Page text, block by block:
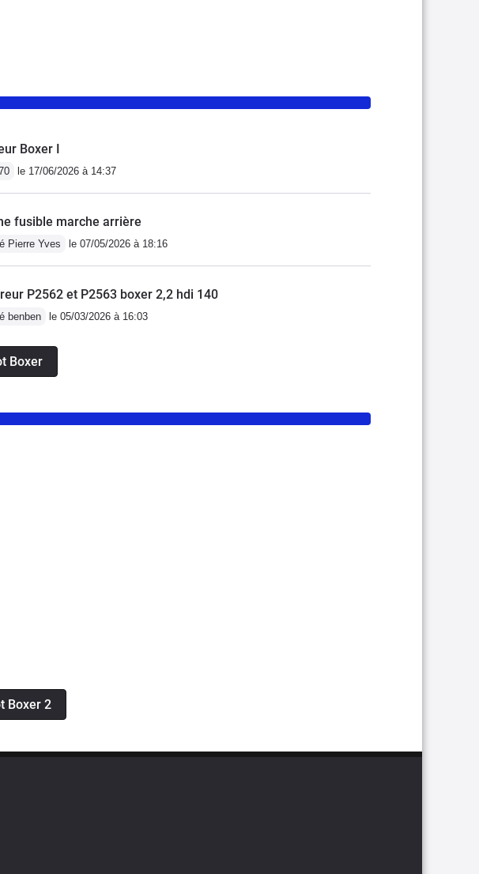
Boxer I
le 17/06/2026 à 14:37
fusible marche arrière
Pierre Yves le 07/05/2026 à 18:16
P2562 et P2563 boxer 2,2 hdi 140
benben le 05/03/2026 à 16:03
Boxer
Boxer 2